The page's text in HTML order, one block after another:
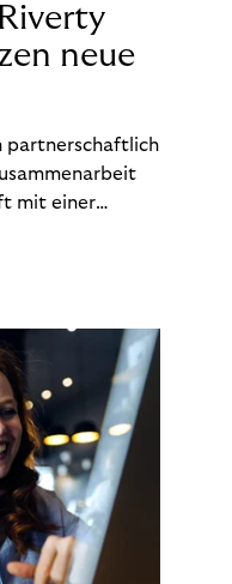
neue
partnerschaftlich
mit einer
für Händler.